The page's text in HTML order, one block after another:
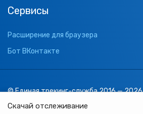
Скачай отслеживание
Сервисы
Расширение для браузера
Бот ВКонтакте
© Единая трекинг-служба 2016 — 2026
support@1track.ru
1track.ru